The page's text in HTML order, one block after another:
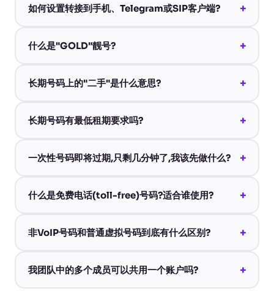
如何设置转接到手机、Telegram或SIP客户端? +
什么是"GOLD"靓号? +
长期号码上的"二手"是什么意思? +
长期号码有最低租期要求吗? +
一次性号码即将过期,只剩几分钟了,我该先做什么? +
什么是免费电话(toll-free)号码?适合谁使用? +
非VoIP号码和普通虚拟号码到底有什么区别? +
我团队中的多个成员可以共用一个账户吗? +